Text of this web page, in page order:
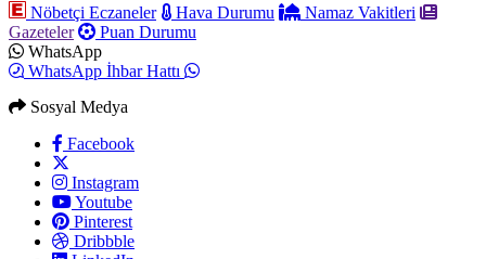
Nöbetçi Eczaneler
Hava Durumu
Namaz Vakitleri
Gazeteler
Puan Durumu
WhatsApp
WhatsApp İhbar Hattı
Sosyal Medya
Facebook
Instagram
Youtube
Pinterest
Dribbble